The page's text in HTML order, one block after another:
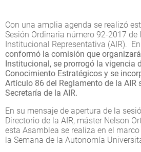
Con una amplia agenda se realizó
Sesión Ordinaria número 92-2017 de
Institucional Representativa (AIR).
conformó la comisión que
Institucional, se prorrogó la vigencia
Conocimiento Estratégicos y se
Artículo 86 del Reglamento de la AIR
Secretaría de la AIR.
En su mensaje de apertura de la
Directorio de la AIR, máster Nelson
esta Asamblea se realiza en el
la Semana de la Autonomía